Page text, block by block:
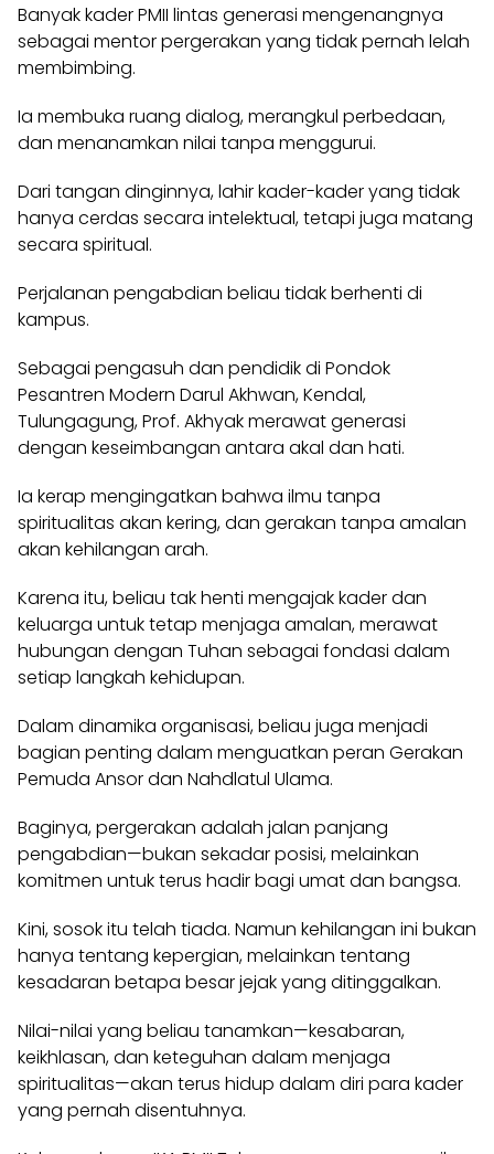
Banyak kader PMII lintas generasi mengenangnya
sebagai mentor pergerakan yang tidak pernah lelah
membimbing.
Ia membuka ruang dialog, merangkul perbedaan,
dan menanamkan nilai tanpa menggurui.
Dari tangan dinginnya, lahir kader-kader yang tidak
hanya cerdas secara intelektual, tetapi juga matang
secara spiritual.
Perjalanan pengabdian beliau tidak berhenti di
kampus.
Sebagai pengasuh dan pendidik di Pondok
Pesantren Modern Darul Akhwan, Kendal,
Tulungagung, Prof. Akhyak merawat generasi
dengan keseimbangan antara akal dan hati.
Ia kerap mengingatkan bahwa ilmu tanpa
spiritualitas akan kering, dan gerakan tanpa amalan
akan kehilangan arah.
Karena itu, beliau tak henti mengajak kader dan
keluarga untuk tetap menjaga amalan, merawat
hubungan dengan Tuhan sebagai fondasi dalam
setiap langkah kehidupan.
Dalam dinamika organisasi, beliau juga menjadi
bagian penting dalam menguatkan peran Gerakan
Pemuda Ansor dan Nahdlatul Ulama.
Baginya, pergerakan adalah jalan panjang
pengabdian—bukan sekadar posisi, melainkan
komitmen untuk terus hadir bagi umat dan bangsa.
Kini, sosok itu telah tiada. Namun kehilangan ini bukan
hanya tentang kepergian, melainkan tentang
kesadaran betapa besar jejak yang ditinggalkan.
Nilai-nilai yang beliau tanamkan—kesabaran,
keikhlasan, dan keteguhan dalam menjaga
spiritualitas—akan terus hidup dalam diri para kader
yang pernah disentuhnya.